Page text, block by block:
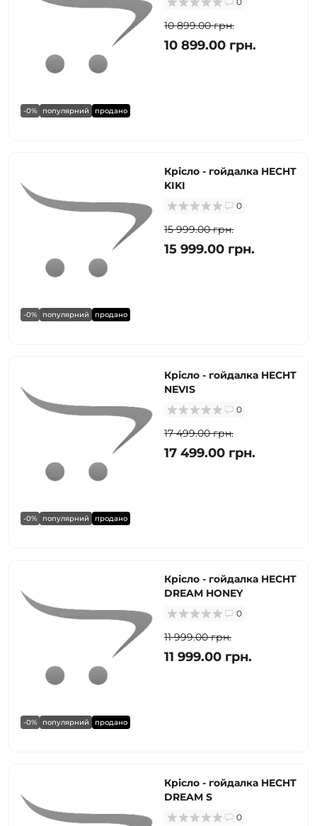
-0% популярний продано
10 899.00 грн.
10 899.00 грн.
-0% популярний продано
Крісло - гойдалка HECHT
KIKI
0
15 999.00 грн.
15 999.00 грн.
-0% популярний продано
Крісло - гойдалка HECHT
NEVIS
0
17 499.00 грн.
17 499.00 грн.
-0% популярний продано
Крісло - гойдалка HECHT
DREAM HONEY
0
11 999.00 грн.
11 999.00 грн.
Крісло - гойдалка HECHT
DREAM S
0